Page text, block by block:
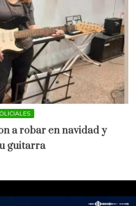
a robar en navidad y
guitarra
Reserved 2021.